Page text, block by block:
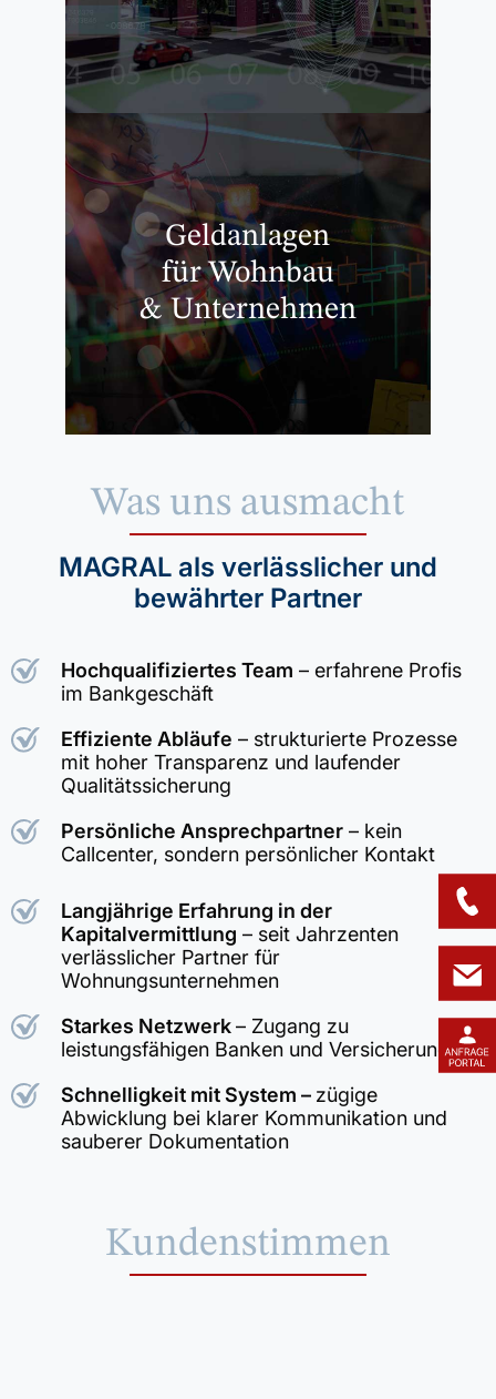
Geldanlagen
für Wohnbau
& Unternehmen
Was uns ausmacht
MAGRAL als verlässlicher und
bewährter Partner
Hochqualifiziertes Team – erfahrene Profis
im Bankgeschäft
Effiziente Abläufe – strukturierte Prozesse
mit hoher Transparenz und laufender
Qualitätssicherung
Persönliche Ansprechpartner – kein
Callcenter, sondern persönlicher Kontakt
Langjährige Erfahrung in der
Kapitalvermittlung – seit Jahrzenten
verlässlicher Partner für
Wohnungsunternehmen
Starkes Netzwerk– Zugang zu
leistungsfähigen Banken und Versicherungen
Schnelligkeit mit System – zügige
Abwicklung bei klarer Kommunikation und
sauberer Dokumentation
Kundenstimmen